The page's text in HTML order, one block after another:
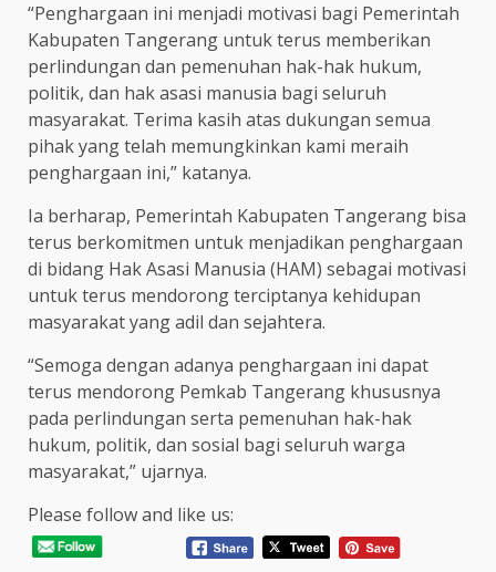
“Penghargaan ini menjadi motivasi bagi Pemerintah
Kabupaten Tangerang untuk terus memberikan
perlindungan dan pemenuhan hak-hak hukum,
politik, dan hak asasi manusia bagi seluruh
masyarakat. Terima kasih atas dukungan semua
pihak yang telah memungkinkan kami meraih
penghargaan ini,” katanya.
Ia berharap, Pemerintah Kabupaten Tangerang bisa
terus berkomitmen untuk menjadikan penghargaan
di bidang Hak Asasi Manusia (HAM) sebagai motivasi
untuk terus mendorong terciptanya kehidupan
masyarakat yang adil dan sejahtera.
“Semoga dengan adanya penghargaan ini dapat
terus mendorong Pemkab Tangerang khususnya
pada perlindungan serta pemenuhan hak-hak
hukum, politik, dan sosial bagi seluruh warga
masyarakat,” ujarnya.
Please follow and like us: